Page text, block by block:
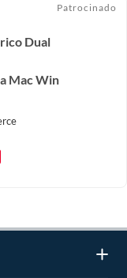
Dual
Mac Win
Patrocinado